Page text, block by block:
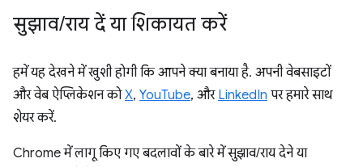
सुझाव/राय दें या शिकायत करें
हमें यह देखने में खुशी होगी कि आपने क्या बनाया है. अपनी वेबसाइटों
और वेब ऐप्लिकेशन कोX, YouTube, और LinkedIn पर हमारे साथ
शेयर करें.
Chrome में लागू किए गए बदलावों के बारे में सुझाव/राय देने या